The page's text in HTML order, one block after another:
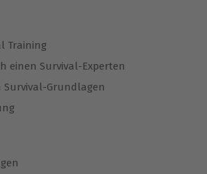
für alle Erlebnisse einlösbar.
& verlängerbar.
Training
einen Survival-Experten
Grundlagen